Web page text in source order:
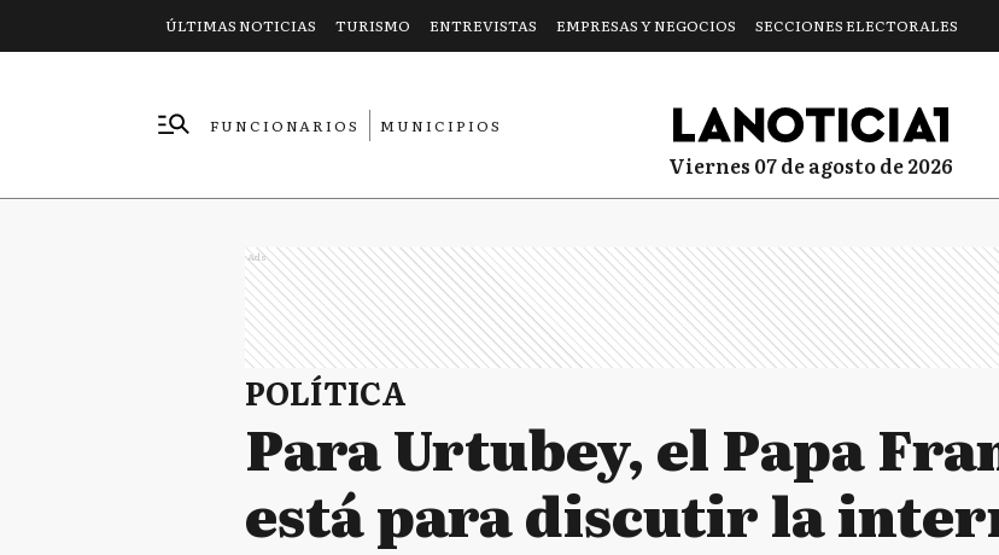
ÚLTIMAS NOTICIAS TURISMO ENTREVISTAS EMPRESAS Y NEGOCIOS SECCIONES ELECTORALES
FUNCIONARIOS
MUNICIPIOS
viernes 07 de agosto de 2026
Ads
POLÍTICA
Para Urtubey, el Papa
está para discutir la